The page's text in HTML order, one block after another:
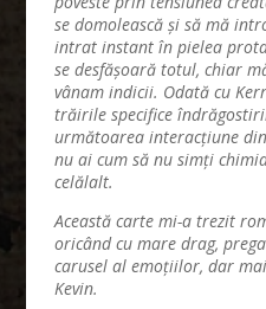
se domolească și să mă
intrat instant în pielea
se desfășoară totul, chiar
vânam indicii. Odată cu
trăirile specifice
următoarea interacțiune
nu ai cum să nu simți
celălalt.
Această carte mi-a trezit
oricând cu mare drag,
carusel al emoțiilor, dar
Kevin.